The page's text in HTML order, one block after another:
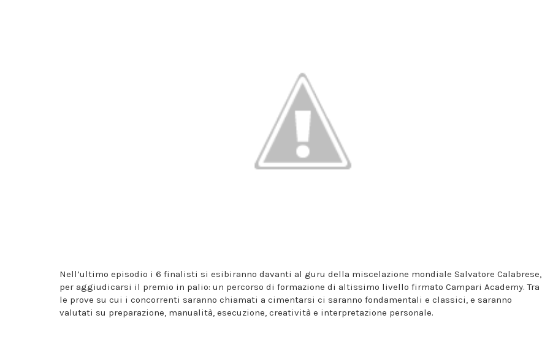
Nell’ultimo episodio i 6 finalisti si esibiranno davanti al guru della miscelazione mondiale Salvatore Calabrese,
per aggiudicarsi il premio in palio: un percorso di formazione di altissimo livello firmato Campari Academy. Tra
le prove su cui i concorrenti saranno chiamati a cimentarsi ci saranno fondamentali e classici, e saranno
valutati su preparazione, manualità, esecuzione, creatività e interpretazione personale.